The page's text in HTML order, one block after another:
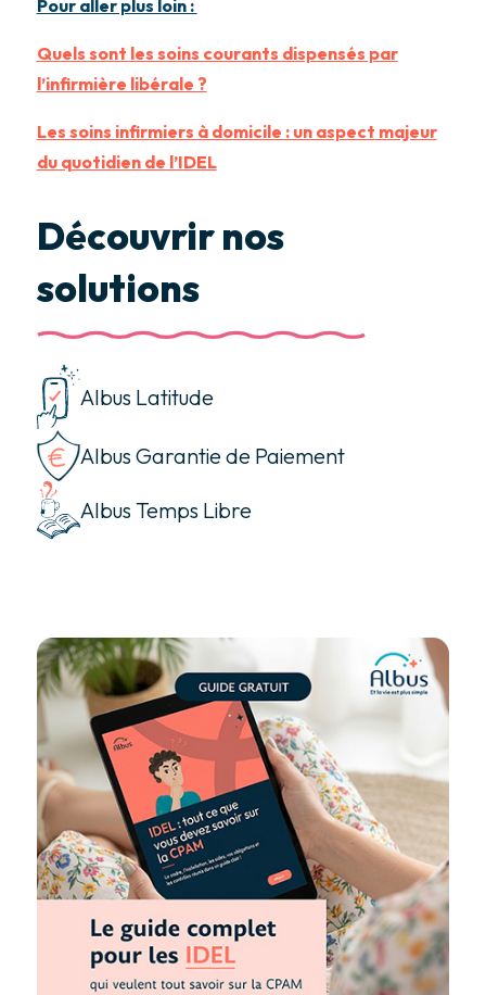
Pour aller plus loin :
Quels sont les soins courants dispensés par
l’infirmière libérale ?
Les soins infirmiers à domicile : un aspect majeur
du quotidien de l’IDEL
Découvrir nos
solutions
Albus Latitude
Albus Garantie de Paiement
Albus Temps Libre